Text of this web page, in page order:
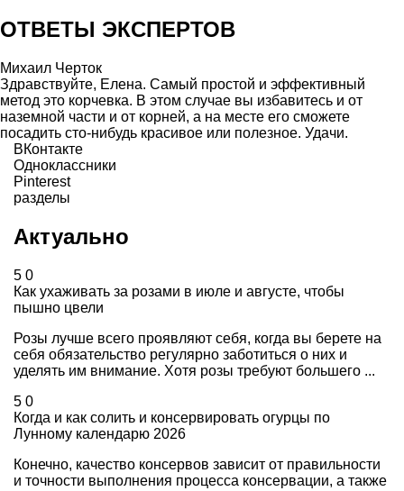
ОТВЕТЫ ЭКСПЕРТОВ
Михаил Черток
Здравствуйте, Елена. Самый простой и эффективный
метод это корчевка. В этом случае вы избавитесь и от
наземной части и от корней, а на месте его сможете
посадить сто-нибудь красивое или полезное. Удачи.
ВКонтакте
Одноклассники
Pinterest
разделы
Актуально
5 0
Как ухаживать за розами в июле и августе, чтобы
пышно цвели
Розы лучше всего проявляют себя, когда вы берете на
себя обязательство регулярно заботиться о них и
уделять им внимание. Хотя розы требуют большего ...
5 0
Когда и как солить и консервировать огурцы по
Лунному календарю 2026
Конечно, качество консервов зависит от правильности
и точности выполнения процесса консервации, а также